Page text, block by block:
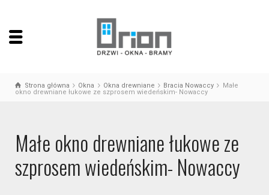
Strona główna Okna Okna drewniane Bracia Nowaccy
Małe
okno drewniane łukowe ze szprosem wiedeńskim- Nowaccy
Małe okno drewniane łukowe ze
szprosem wiedeńskim- Nowaccy